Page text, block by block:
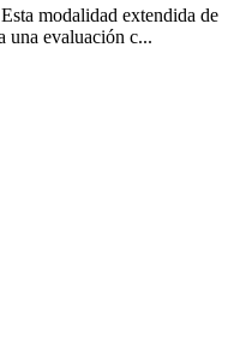
modalidad extendida de
una evaluación c...